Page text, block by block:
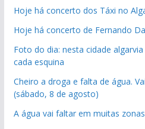
Hoje há concerto dos Táxi no
Hoje há concerto de Fernando
Foto do dia: nesta cidade
cada esquina
Cheiro a droga e falta de água.
(sábado, 8 de agosto)
A água vai faltar em muitas